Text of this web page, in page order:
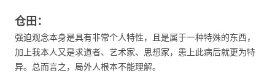
仓田：
强迫观念本身是具有非常个人特性，且是属于一种特殊的东西，
加上我本人又是求道者、艺术家、思想家，患上此病后就更为特
异。总而言之，局外人根本不能理解。